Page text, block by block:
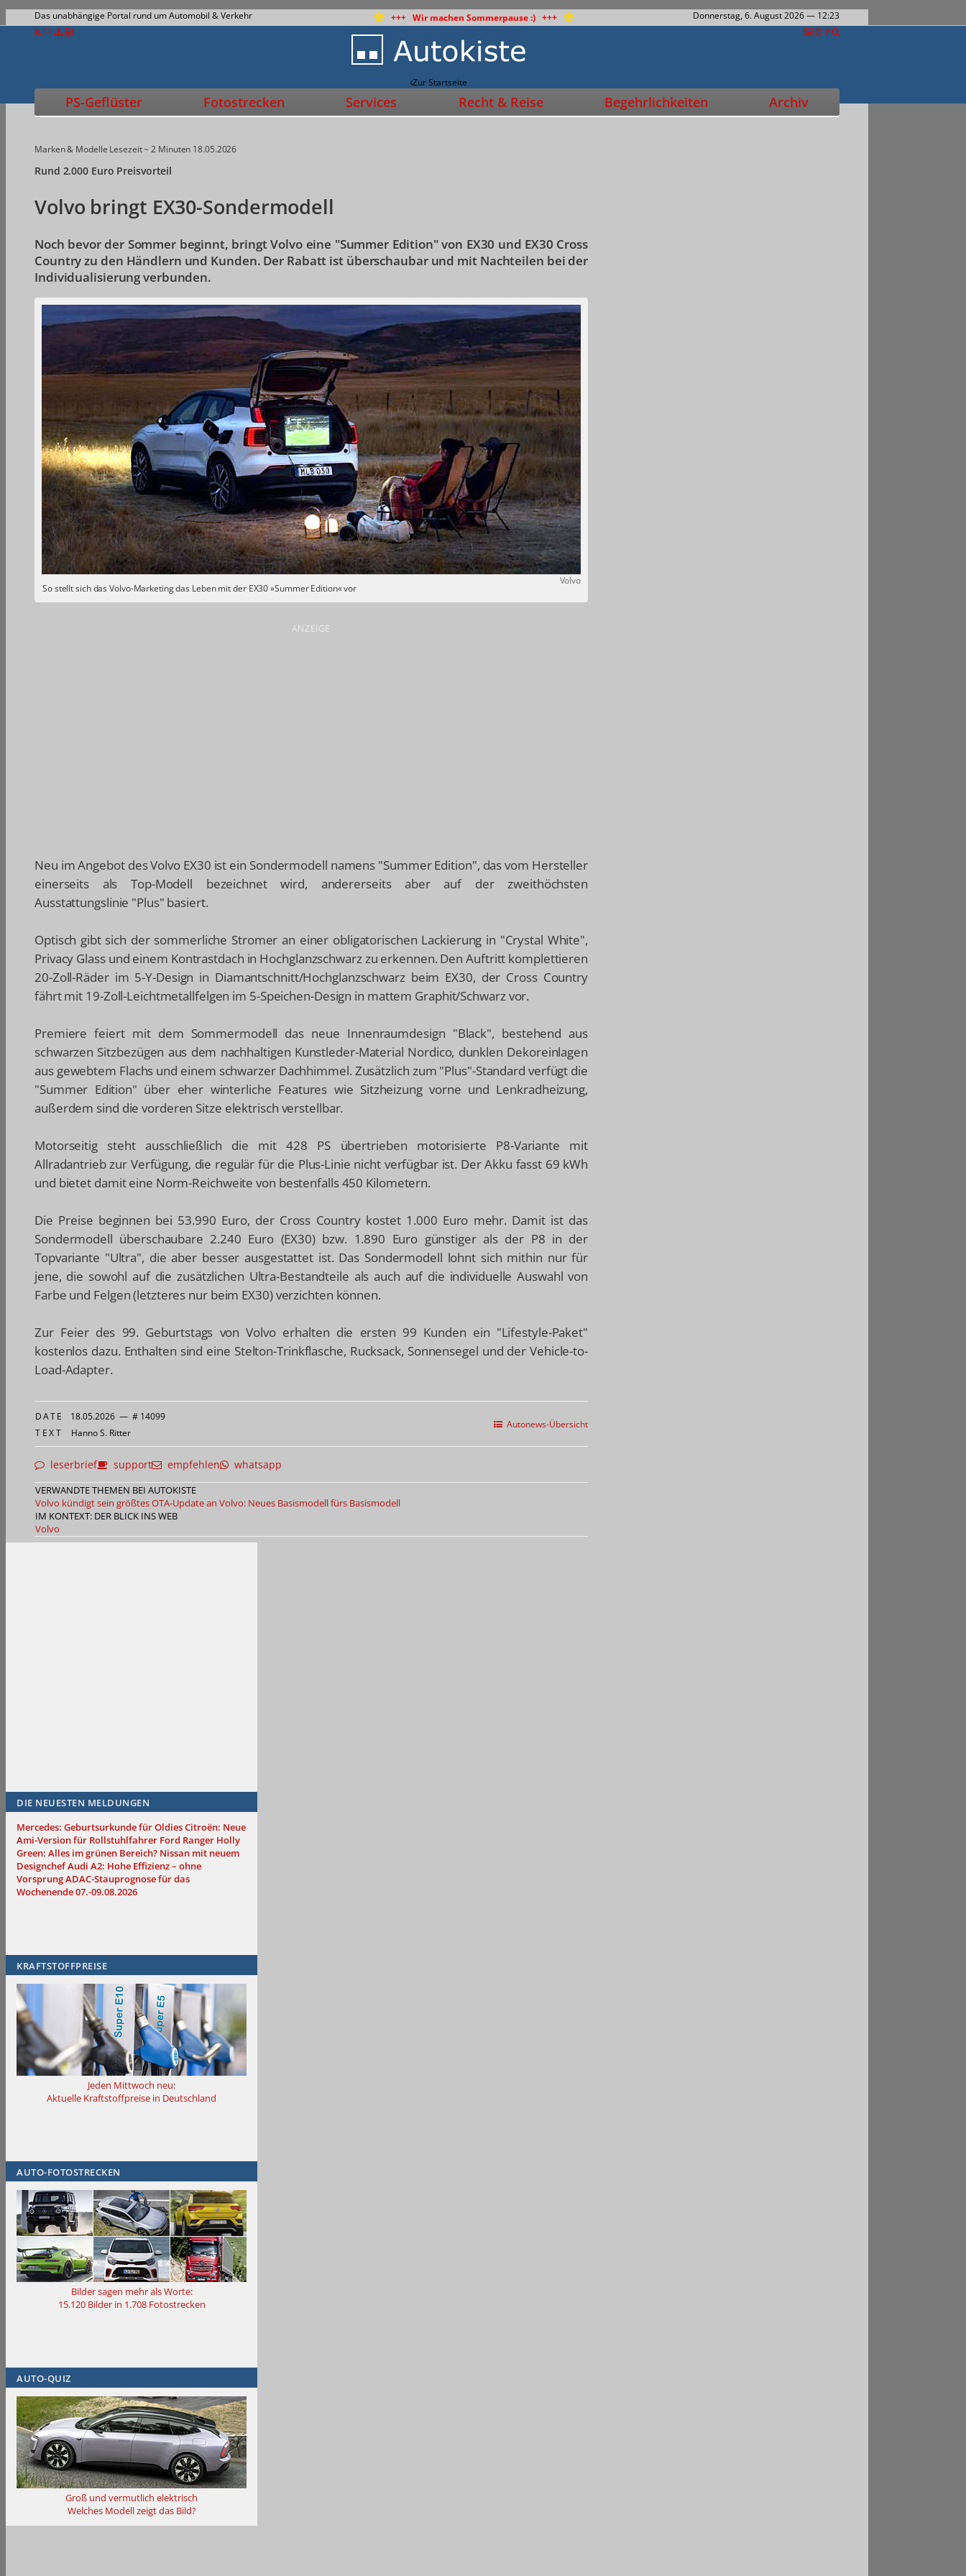
Das unabhängige Portal rund um Automobil & Verkehr +++ Wir machen Sommerpause :) +++ Donnerstag, 6. August 2026— 12:23
Zur Startseite
PS-Geflüster Fotostrecken Services Recht & Reise Begehrlichkeiten Archiv
Marken & Modelle Lesezeit ~ 2 Minuten 18.05.2026
Rund 2.000 Euro Preisvorteil
Volvo bringt EX30-Sondermodell
Noch bevor der Sommer beginnt, bringt Volvo eine "Summer Edition" von EX30 und EX30 Cross
Country zu den Händlern und Kunden. Der Rabatt ist überschaubar und mit Nachteilen bei der
Individualisierung verbunden.
Volvo
So stellt sich das Volvo-Marketing das Leben mit der EX30 »Summer Edition« vor
ANZEIGE
Neu im Angebot des Volvo EX30 ist ein Sondermodell namens "Summer Edition", das vom Hersteller
einerseits als Top-Modell bezeichnet wird, andererseits aber auf der zweithöchsten
Ausstattungslinie "Plus" basiert.
Optisch gibt sich der sommerliche Stromer an einer obligatorischen Lackierung in "Crystal White",
Privacy Glass und einem Kontrastdach in Hochglanzschwarz zu erkennen. Den Auftritt komplettieren
20-Zoll-Räder im 5-Y-Design in Diamantschnitt/Hochglanzschwarz beim EX30, der Cross Country
fährt mit 19-Zoll-Leichtmetallfelgen im 5-Speichen-Design in mattem Graphit/Schwarz vor.
Premiere feiert mit dem Sommermodell das neue Innenraumdesign "Black", bestehend aus
schwarzen Sitzbezügen aus dem nachhaltigen Kunstleder-Material Nordico, dunklen Dekoreinlagen
aus gewebtem Flachs und einem schwarzer Dachhimmel. Zusätzlich zum "Plus"-Standard verfügt die
"Summer Edition" über eher winterliche Features wie Sitzheizung vorne und Lenkradheizung,
außerdem sind die vorderen Sitze elektrisch verstellbar.
Motorseitig steht ausschließlich die mit 428 PS übertrieben motorisierte P8-Variante mit
Allradantrieb zur Verfügung, die regulär für die Plus-Linie nicht verfügbar ist. Der Akku fasst 69 kWh
und bietet damit eine Norm-Reichweite von bestenfalls 450 Kilometern.
Die Preise beginnen bei 53.990 Euro, der Cross Country kostet 1.000 Euro mehr. Damit ist das
Sondermodell überschaubare 2.240 Euro (EX30) bzw. 1.890 Euro günstiger als der P8 in der
Topvariante "Ultra", die aber besser ausgestattet ist. Das Sondermodell lohnt sich mithin nur für
jene, die sowohl auf die zusätzlichen Ultra-Bestandteile als auch auf die individuelle Auswahl von
Farbe und Felgen (letzteres nur beim EX30) verzichten können.
Zur Feier des 99. Geburtstags von Volvo erhalten die ersten 99 Kunden ein "Lifestyle-Paket"
kostenlos dazu. Enthalten sind eine Stelton-Trinkflasche, Rucksack, Sonnensegel und der Vehicle-to-
Load-Adapter.
Autonews-Übersicht
DATE 18.05.2026 — # 14099
TEXT Hanno S. Ritter
leserbrief support empfehlen whatsapp
VERWANDTE THEMEN BEI AUTOKISTE
Volvo kündigt sein größtes OTA-Update an Volvo: Neues Basismodell fürs Basismodell
IM KONTEXT: DER BLICK INS WEB
Volvo
DIE NEUESTEN MELDUNGEN
Mercedes: Geburtsurkunde für OldiesCitroën: Neue
Ami-Version für Rollstuhlfahrer Ford Ranger Holly
Green: Alles im grünen Bereich? Nissan mit neuem
DesignchefAudi A2: Hohe Effizienz – ohne
VorsprungADAC-Stauprognose für das
Wochenende 07.-09.08.2026
KRAFTSTOFFPREISE
Jeden Mittwoch neu:
Aktuelle Kraftstoffpreise in Deutschland
AUTO-FOTOSTRECKEN
Bilder sagen mehr als Worte:
15.120 Bilder in 1.708 Fotostrecken
AUTO-QUIZ
Groß und vermutlich elektrisch
Welches Modell zeigt das Bild?